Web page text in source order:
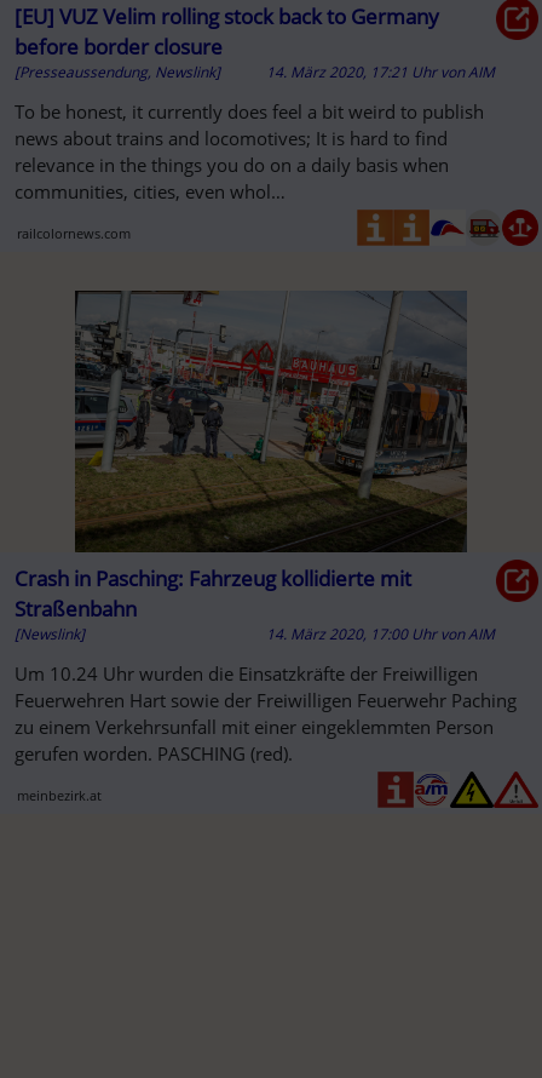
[EU] VUZ Velim rolling stock back to Germany
before border closure
[Presseaussendung, Newslink] 14. März 2020, 17:21 Uhr vonAIM
To be honest, it currently does feel a bit weird to publish
news about trains and locomotives; It is hard to find
relevance in the things you do on a daily basis when
communities, cities, even whol…
railcolornews.com
Crash in Pasching: Fahrzeug kollidierte mit
Straßenbahn
[Newslink] 14. März 2020, 17:00 Uhr vonAIM
Um 10.24 Uhr wurden die Einsatzkräfte der Freiwilligen
Feuerwehren Hart sowie der Freiwilligen Feuerwehr Paching
zu einem Verkehrsunfall mit einer eingeklemmten Person
gerufen worden. PASCHING (red).
meinbezirk.at